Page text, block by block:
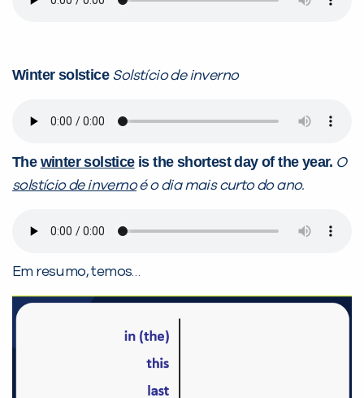
Winter solstice Solstício de inverno
The winter solsticeis the shortest day of the year. O
solstício de invernoé o dia mais curto do ano.
Em resumo, temos…